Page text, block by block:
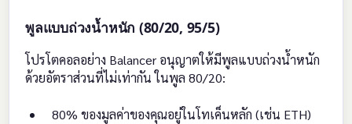
พูลแบบถ่วงน้ำหนัก (80/20, 95/5)
โปรโตคอลอย่าง Balancer อนุญาตให้มีพูลแบบถ่วงน้ำหนัก
ด้วยอัตราส่วนที่ไม่เท่ากัน ในพูล 80/20:
80% ของมูลค่าของคุณอยู่ในโทเค็นหลัก (เช่น ETH)